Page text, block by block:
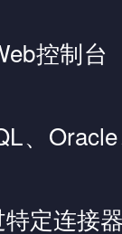
控制台
、
定连接